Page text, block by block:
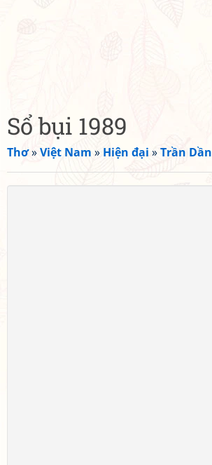
Sổ bụi 1989
Thơ»Việt Nam » Hiện đại »Trần Dần